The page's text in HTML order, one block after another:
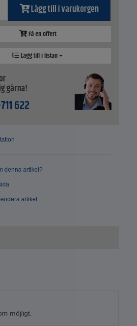
Lägg till i varukorgen
Få en offert
Lägg till i listan
gärna!
622
denna artikel?
artikel
möjligt.